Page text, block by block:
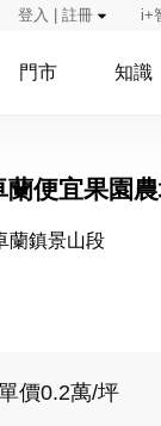
登入 | 註冊 i+
門市 知識
蘭便宜果園
蘭鎮景山段
價0.2萬/坪